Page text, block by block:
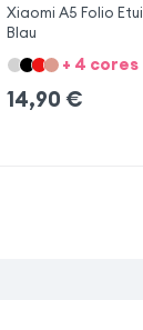
Xiaomi A5 Folio Etui
Blau
+ 4 cores
14,90 €